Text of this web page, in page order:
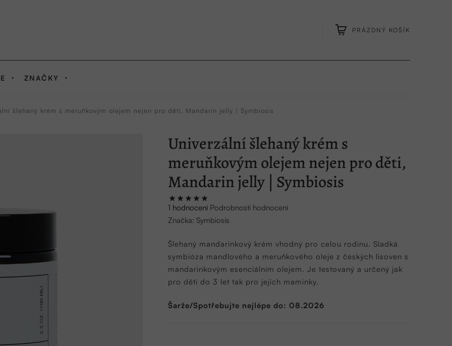
PRÁZDNÝ KOŠÍK
ZNAČKY
šlehaný krém s meruňkovým olejem nejen pro děti, Mandarin jelly | Symbiosis
Univerzální šlehaný krém s
meruňkovým olejem nejen pro děti,
Mandarin jelly | Symbiosis
Průměrné
hodnocení
produktu
je
hvězdiček.
1 hodnocení Podrobnosti hodnocení
Značka: Symbiosis
Šlehaný mandarinkový krém vhodný pro celou rodinu. Sladká
symbióza mandlového a meruňkového oleje z českých lisoven s
mandarinkovým esenciálním olejem. Je testovaný a určený jak
pro děti do 3 let tak pro jejich maminky.
Šarže/Spotřebujte nejlépe do: 08.2026